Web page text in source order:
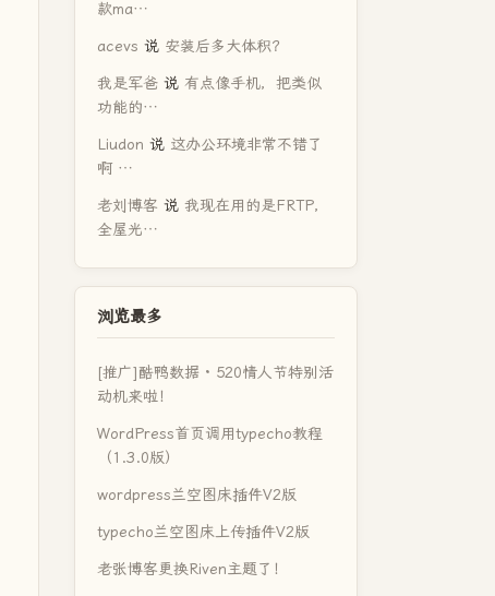
款ma…
acevs 说 安装后多大体积？
我是军爸 说 有点像手机，把类似
功能的…
Liudon 说 这办公环境非常不错了
啊 …
老刘博客 说 我现在用的是FRTP，
全屋光…
浏览最多
[推广]酷鸭数据 · 520情人节特别活
动机来啦！
WordPress首页调用typecho教程
（1.3.0版）
wordpress兰空图床插件V2版
typecho兰空图床上传插件V2版
老张博客更换Riven主题了！